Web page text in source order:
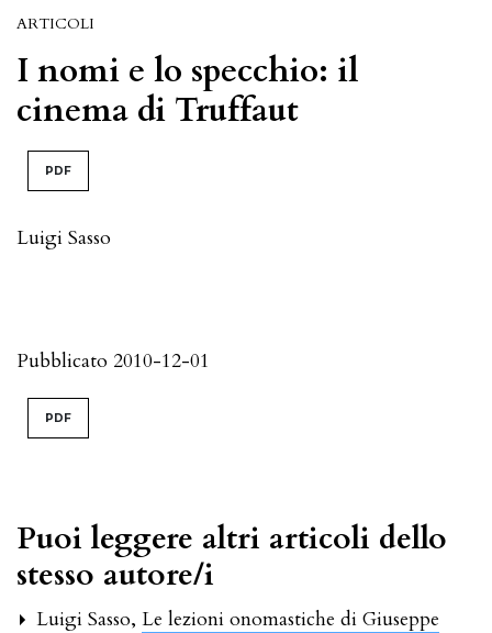
ARTICOLI
I nomi e lo specchio: il
cinema di Truffaut
PDF
Luigi Sasso
Pubblicato 2010-12-01
PDF
Puoi leggere altri articoli dello
stesso autore/i
Luigi Sasso, Le lezioni onomastiche di Giuseppe